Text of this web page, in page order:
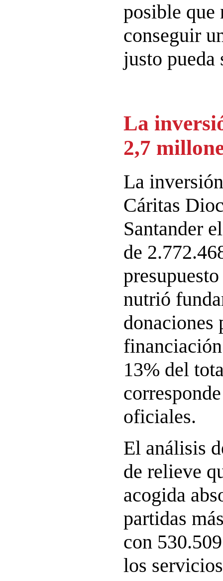
posible que
conseguir
justo pueda
La
2,7
La
Cáritas
Santander
de
nutrió
donaciones
13% del
oficiales.
El análisis
de relieve
acogida
partidas
con
los